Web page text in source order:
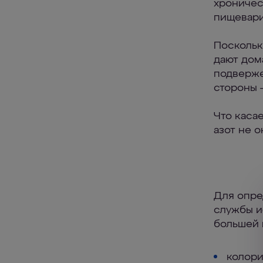
дают
стороны
Что
азот не
Для
службы
большей